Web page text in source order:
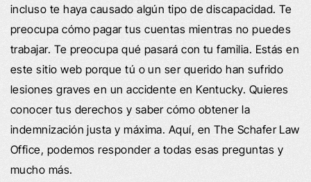
incluso te haya causado algún tipo de discapacidad. Te
preocupa cómo pagar tus cuentas mientras no puedes
trabajar. Te preocupa qué pasará con tu familia. Estás en
este sitio web porque tú o un ser querido han sufrido
lesiones graves en un accidente en Kentucky. Quieres
conocer tus derechos y saber cómo obtener la
indemnización justa y máxima. Aquí, en The Schafer Law
Office, podemos responder a todas esas preguntas y
mucho más.